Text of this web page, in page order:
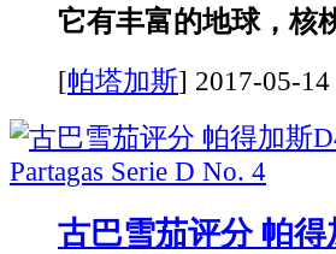
它有丰富的地球，核
[帕塔加斯] 2017-05-
古巴雪茄评分 帕得